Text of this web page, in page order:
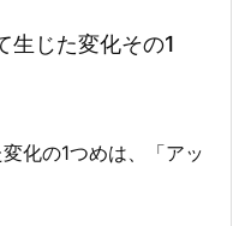
生じた変化その1
化の1つめは、「アッ